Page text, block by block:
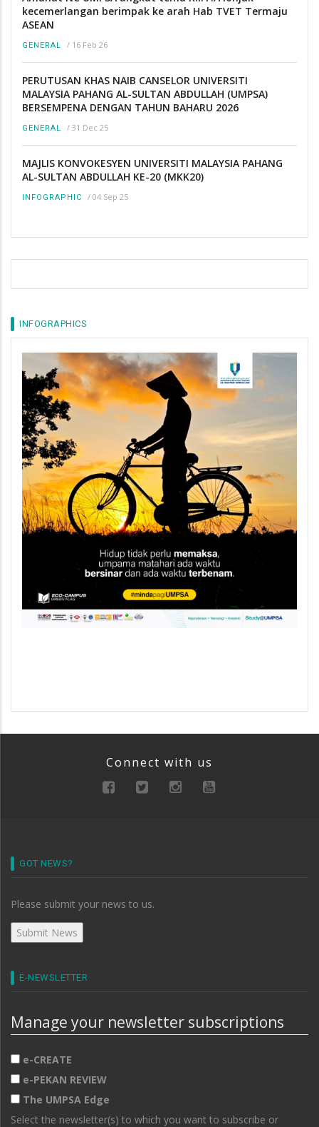
kecemerlangan berimpak ke arah Hab TVET Termaju
ASEAN
GENERAL / 16 Feb 26
PERUTUSAN KHAS NAIB CANSELOR UNIVERSITI
MALAYSIA PAHANG AL-SULTAN ABDULLAH (UMPSA)
BERSEMPENA DENGAN TAHUN BAHARU 2026
GENERAL / 31 Dec 25
MAJLIS KONVOKESYEN UNIVERSITI MALAYSIA PAHANG
AL-SULTAN ABDULLAH KE-20 (MKK20)
INFOGRAPHIC / 04 Sep 25
INFOGRAPHICS
Connect with us
GOT NEWS?
Please submit your news to us.
E-NEWSLETTER
Manage your newsletter subscriptions
e-CREATE
e-PEKAN REVIEW
The UMPSA Edge
Select the newsletter(s) to which you want to subscribe or